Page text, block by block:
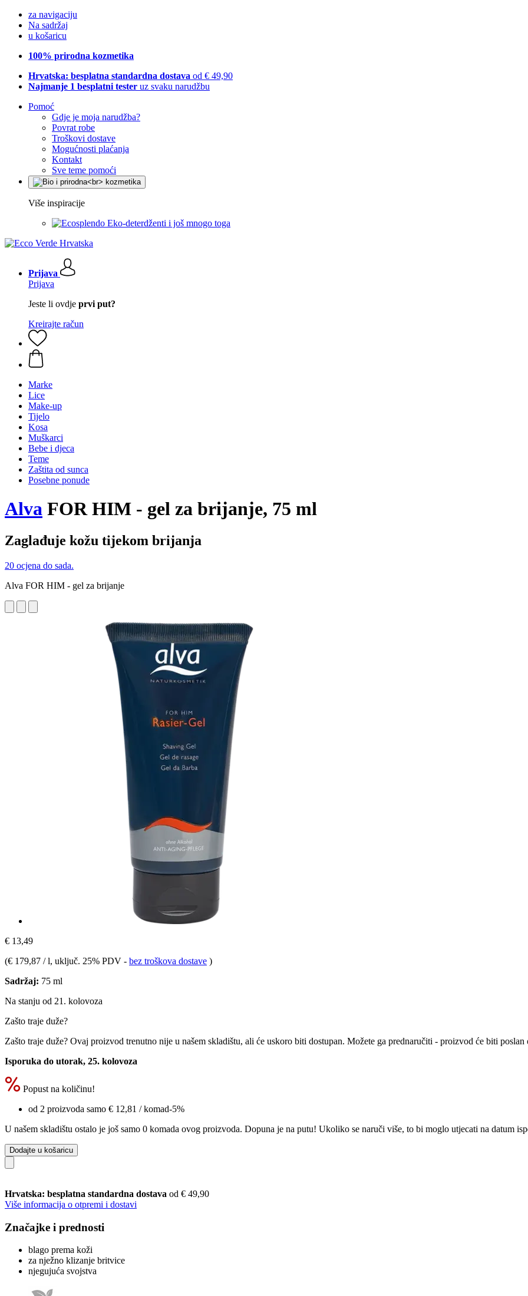
za navigaciju
Na sadržaj
u košaricu
100% prirodna kozmetika
Hrvatska: besplatna standardna dostava od € 49,90
Najmanje 1 besplatni tester uz svaku narudžbu
Pomoć
Gdje je moja narudžba?
Povrat robe
Troškovi dostave
Mogućnosti plaćanja
Kontakt
Sve teme pomoći
Više inspiracije
Eko-deterdženti i još mnogo toga
Prijava
Prijava
Jeste li ovdje prvi put?
Kreirajte račun
Marke
Lice
Make-up
Tijelo
Kosa
Muškarci
Bebe i djeca
Teme
Zaštita od sunca
Posebne ponude
Alva FOR HIM - gel za brijanje, 75 ml
Zaglađuje kožu tijekom brijanja
20 ocjena do sada.
Alva FOR HIM - gel za brijanje
€ 13,49
(€ 179,87 / l, uključ. 25% PDV - bez troškova dostave )
Sadržaj: 75 ml
Na stanju od 21. kolovoza
Zašto traje duže?
Zašto traje duže? Ovaj proizvod trenutno nije u našem skladištu, ali će uskoro biti dostupan. Možete ga prednaručiti - proizvod će biti
Isporuka do utorak, 25. kolovoza
Popust na količinu!
od 2 proizvoda samo € 12,81 / komad-5%
U našem skladištu ostalo je još samo 0 komada ovog proizvoda. Dopuna je na putu! Ukoliko se naruči više, to bi moglo utjecati na datum
Dodajte u košaricu
Hrvatska: besplatna standardna dostava od € 49,90
Više informacija o otpremi i dostavi
Značajke i prednosti
blago prema koži
za nježno klizanje britvice
njegujuća svojstva